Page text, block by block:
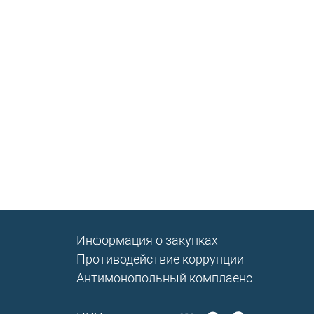
Информация о закупках
Противодействие коррупции
Антимонопольный комплаенс